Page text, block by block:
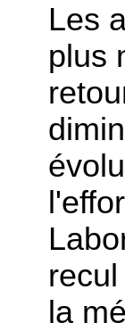
Les
plus
la